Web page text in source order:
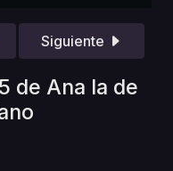
Siguiente
de Ana la de